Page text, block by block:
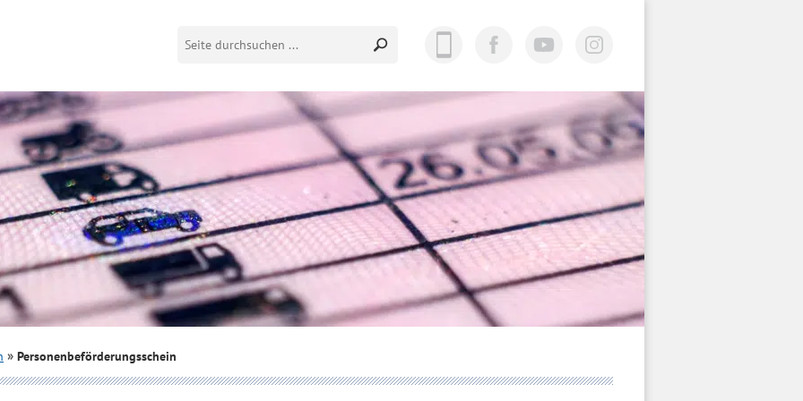
Personenbeförderungsschein